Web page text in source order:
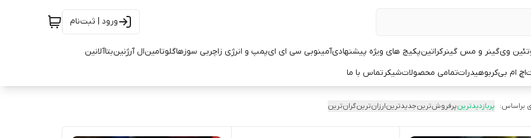
ورود | ثبت‌نام
ویگینر و مس گینرکراتینپکیج های ویژه پیشنهادیآمینوبی سی ای ایپمپ و انرژی زاچربی سوزهاگلوتامینال آرژنینبتاآلانین
اچ ام بیکربوهیدراتتمامی محصولاتشیکرتماس با ما
براساس: پربازدیدترینپرفروش‌ترینجدیدترینارزان‌ترینگران‌ترین